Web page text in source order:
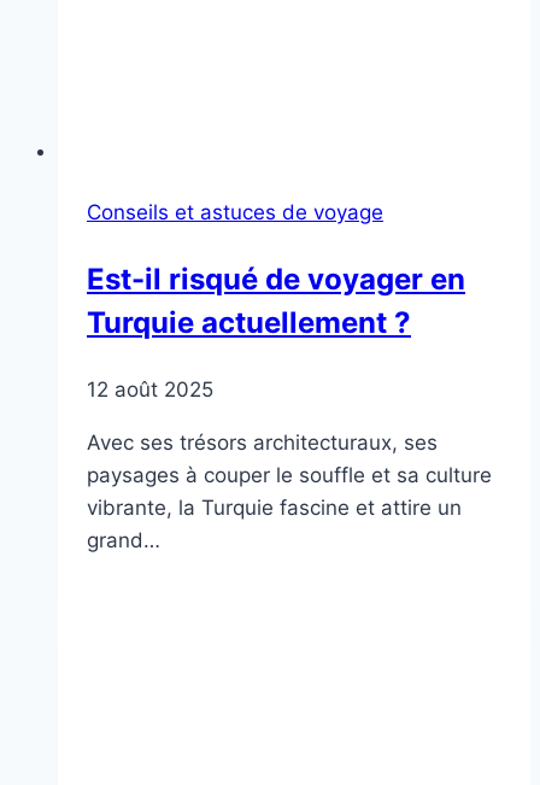
Conseils et astuces de voyage
Est-il risqué de voyager en
Turquie actuellement ?
12 août 2025
Avec ses trésors architecturaux, ses
paysages à couper le souffle et sa culture
vibrante, la Turquie fascine et attire un
grand…